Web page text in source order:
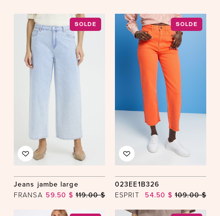
SOLDE
Jeans jambe large
FRANSA 59.50 $ 119.00 $
SOLDE
023EE1B326
ESPRIT 54.50 $ 109.00 $